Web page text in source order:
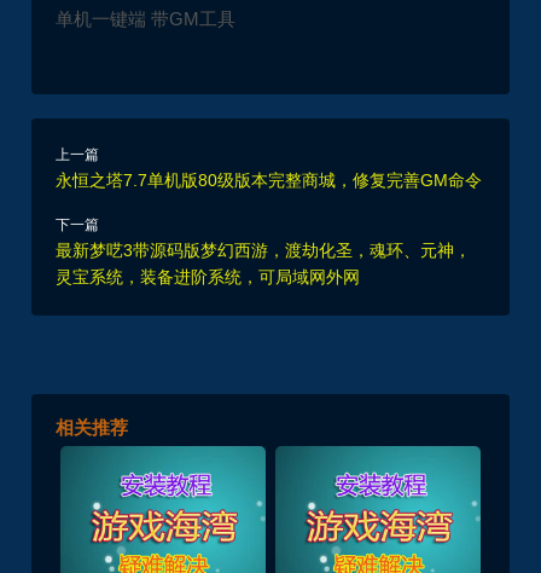
单机一键端 带GM工具
上一篇
永恒之塔7.7单机版80级版本完整商城，修复完善GM命令
下一篇
最新梦呓3带源码版梦幻西游，渡劫化圣，魂环、元神，
灵宝系统，装备进阶系统，可局域网外网
相关推荐